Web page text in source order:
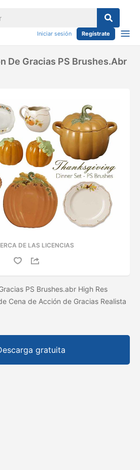
Iniciar sesión Regístrate
De Gracias PS Brushes.abr
DE LAS LICENCIAS
PS Brushes.abr High Res
Cena de Acción de Gracias Realista
gratuita